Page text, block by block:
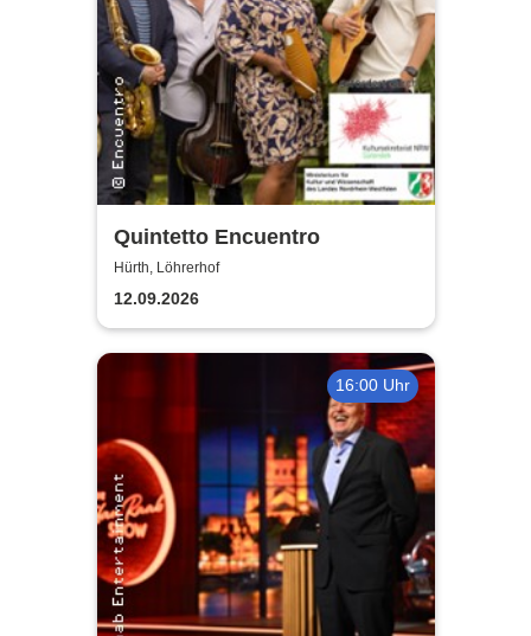
Quintetto Encuentro
Hürth, Löhrerhof
12.09.2026
16:00 Uhr